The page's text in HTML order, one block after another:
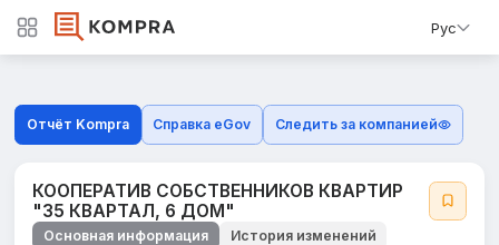
Рус
Отчёт Kompra Справка eGov Следить за компанией
КООПЕРАТИВ СОБСТВЕННИКОВ КВАРТИР
"35 КВАРТАЛ, 6 ДОМ"
Основная информация
История изменений